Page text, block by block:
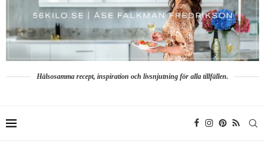
Hälsosamma recept, inspiration och livsnjutning för alla tillfällen.